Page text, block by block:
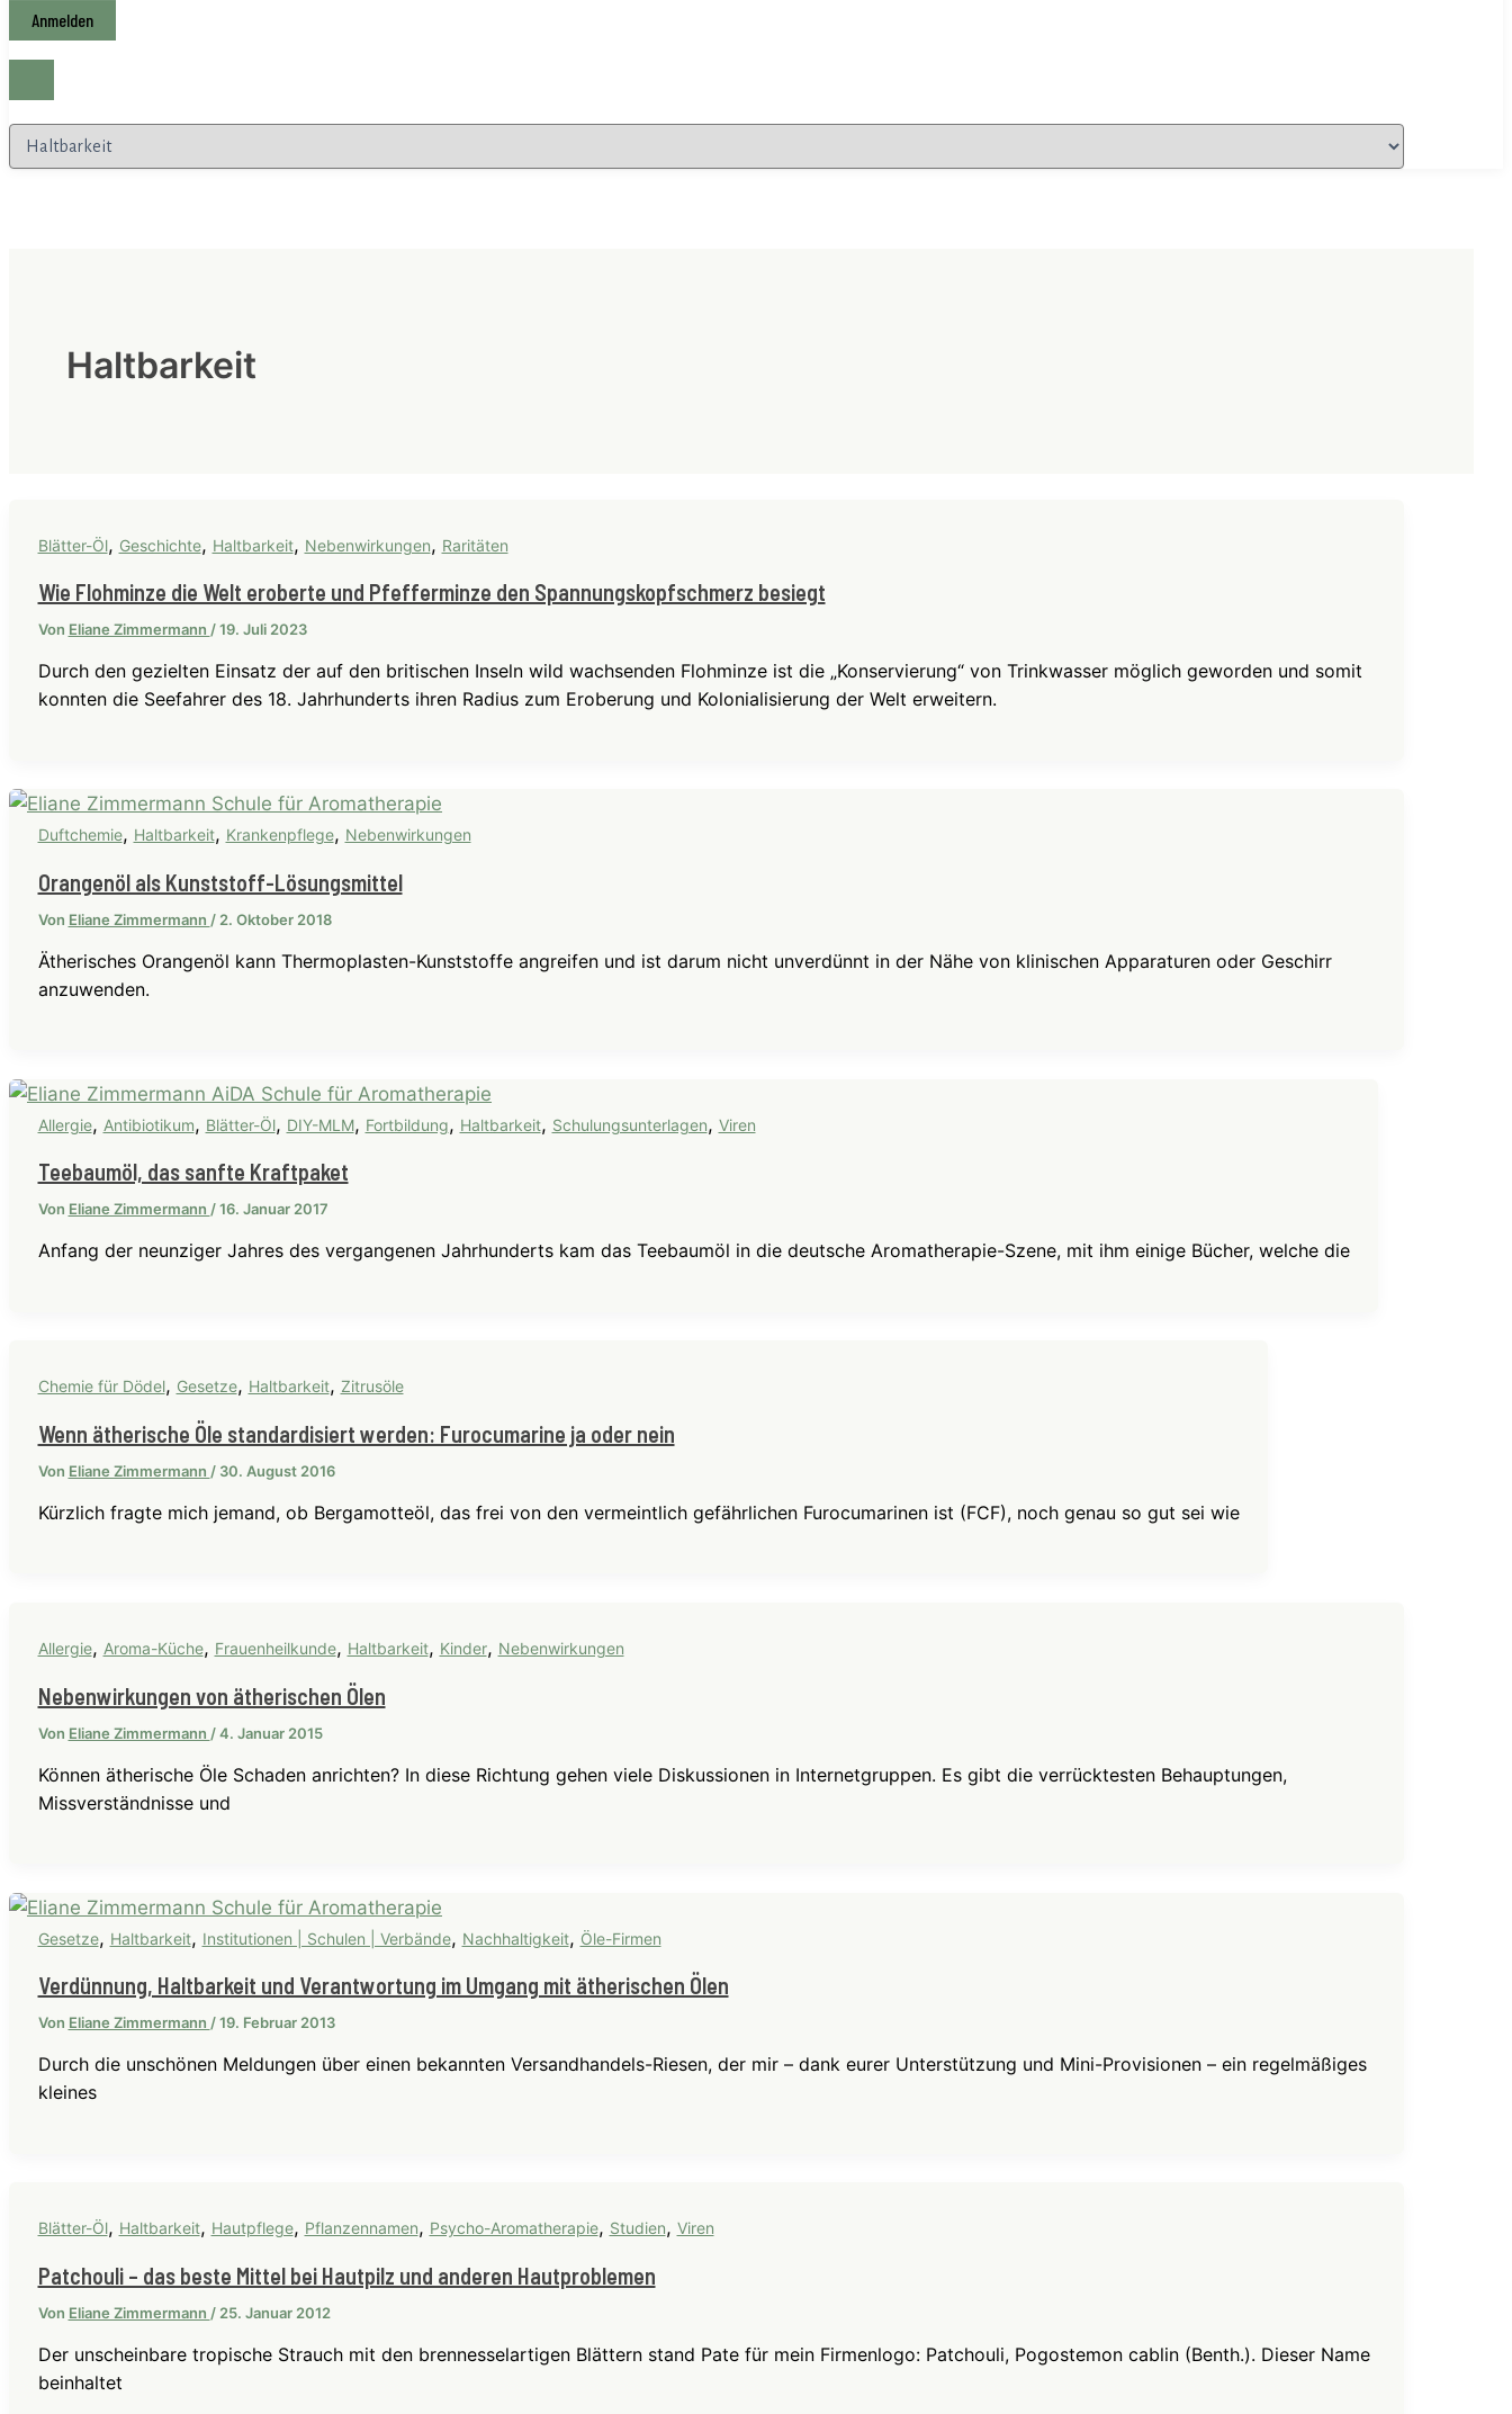
Kategorien
Haltbarkeit
Blätter-Öl, Geschichte, Haltbarkeit, Nebenwirkungen, Raritäten
Wie Flohminze die Welt eroberte und Pfefferminze den Spannungskopfschmerz besiegt
Von Eliane Zimmermann /19. Juli 2023
Durch den gezielten Einsatz der auf den britischen Inseln wild wachsenden Flohminze ist die „Konservierung“ von Trinkwasser möglich geworden und somit
konnten die Seefahrer des 18. Jahrhunderts ihren Radius zum Eroberung und Kolonialisierung der Welt erweitern.
Duftchemie, Haltbarkeit, Krankenpflege, Nebenwirkungen
Orangenöl als Kunststoff-Lösungsmittel
Von Eliane Zimmermann / 2. Oktober 2018
Ätherisches Orangenöl kann Thermoplasten-Kunststoffe angreifen und ist darum nicht unverdünnt in der Nähe von klinischen Apparaturen oder Geschirr
anzuwenden.
Allergie, Antibiotikum, Blätter-Öl, DIY-MLM, Fortbildung, Haltbarkeit, Schulungsunterlagen, Viren
Teebaumöl, das sanfte Kraftpaket
Von Eliane Zimmermann /16. Januar 2017
Anfang der neunziger Jahres des vergangenen Jahrhunderts kam das Teebaumöl in die deutsche Aromatherapie-Szene, mit ihm einige Bücher, welche die
Chemie für Dödel, Gesetze, Haltbarkeit, Zitrusöle
Wenn ätherische Öle standardisiert werden: Furocumarine ja oder nein
Von Eliane Zimmermann / 30. August 2016
Kürzlich fragte mich jemand, ob Bergamotteöl, das frei von den vermeintlich gefährlichen Furocumarinen ist (FCF), noch genau so gut sei wie
Allergie, Aroma-Küche, Frauenheilkunde, Haltbarkeit, Kinder, Nebenwirkungen
Nebenwirkungen von ätherischen Ölen
Von Eliane Zimmermann /4. Januar 2015
Können ätherische Öle Schaden anrichten? In diese Richtung gehen viele Diskussionen in Internetgruppen. Es gibt die verrücktesten Behauptungen,
Missverständnisse und
Gesetze, Haltbarkeit, Institutionen | Schulen | Verbände, Nachhaltigkeit, Öle-Firmen
Verdünnung, Haltbarkeit und Verantwortung im Umgang mit ätherischen Ölen
Von Eliane Zimmermann /19. Februar 2013
Durch die unschönen Meldungen über einen bekannten Versandhandels-Riesen, der mir – dank eurer Unterstützung und Mini-Provisionen – ein regelmäßiges
kleines
Blätter-Öl, Haltbarkeit, Hautpflege, Pflanzennamen, Psycho-Aromatherapie, Studien, Viren
Patchouli – das beste Mittel bei Hautpilz und anderen Hautproblemen
Von Eliane Zimmermann / 25. Januar 2012
Der unscheinbare tropische Strauch mit den brennesselartigen Blättern stand Pate für mein Firmenlogo: Patchouli, Pogostemon cablin (Benth.). Dieser Name
beinhaltet